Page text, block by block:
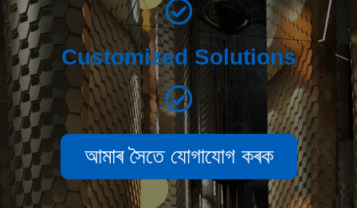
Customized Solutions
আমাৰ সৈতে যোগাযোগ কৰক